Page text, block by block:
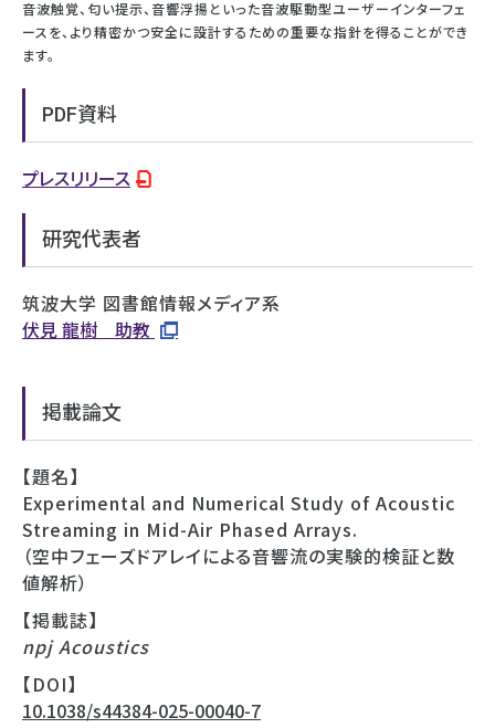
⾳波触覚、匂い提⽰、⾳響浮揚といった⾳波駆動型ユーザーインターフェ
ースを、より精密かつ安全に設計するための重要な指針を得ることができ
ます。
PDF資料
プレスリリース
研究代表者
筑波⼤学 図書館情報メディア系
伏⾒ ⿓樹 助教
掲載論文
【題名】
Experimental and Numerical Study of Acoustic
Streaming in Mid-Air Phased Arrays.
（空中フェーズドアレイによる⾳響流の実験的検証と数
値解析）
【掲載誌】
npj Acoustics
【DOI】
10.1038/s44384-025-00040-7